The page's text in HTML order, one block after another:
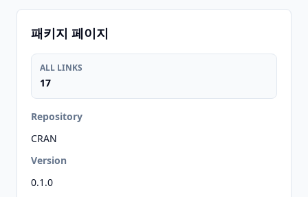
패키지 페이지
ALL LINKS
17
Repository
CRAN
Version
0.1.0